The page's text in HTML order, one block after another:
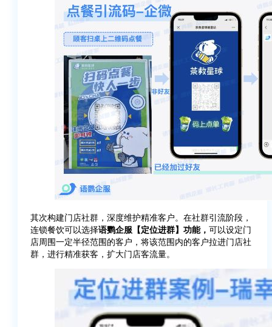
其次构建门店社群，深度维护精准客户。在社群引流阶段，
连锁餐饮可以选择语鹦企服【定位进群】功能， 可以设定门
店周围一定半径范围的客户，将该范围内的客户拉进门店社
群，进行精准获客，扩大门店客流量。